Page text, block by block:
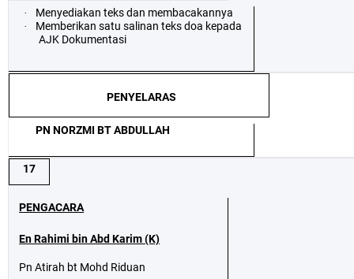
· Menyediakan teks dan membacakannya
·
Memberikan satu salinan teks doa kepada
AJK Dokumentasi
PENYELARAS
PN NORZMI BT ABDULLAH
17
PENGACARA
En Rahimi bin Abd Karim (K)
Pn Atirah bt Mohd Riduan